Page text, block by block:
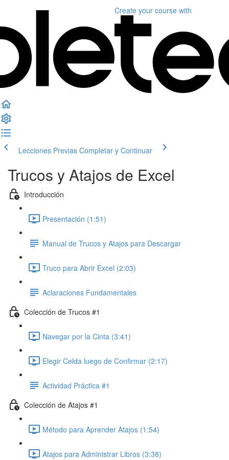
Create your course with
Lecciones Previas Completar y Continuar
Trucos y Atajos de Excel
Introducción
Presentación (1:51)
Manual de Trucos y Atajos para Descargar
Truco para Abrir Excel (2:03)
Aclaraciones Fundamentales
Colección de Trucos #1
Navegar por la Cinta (3:41)
Elegir Celda luego de Confirmar (2:17)
Actividad Práctica #1
Colección de Atajos #1
Método para Aprender Atajos (1:54)
Atajos para Administrar Libros (3:38)